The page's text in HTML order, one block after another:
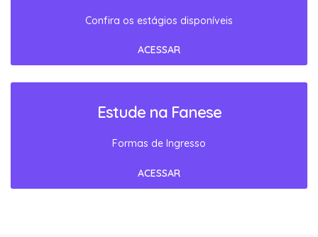
Confira os estágios disponíveis
ACESSAR
Estude na Fanese
Formas de Ingresso
ACESSAR